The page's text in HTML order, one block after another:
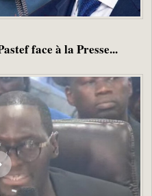
face à la Presse...